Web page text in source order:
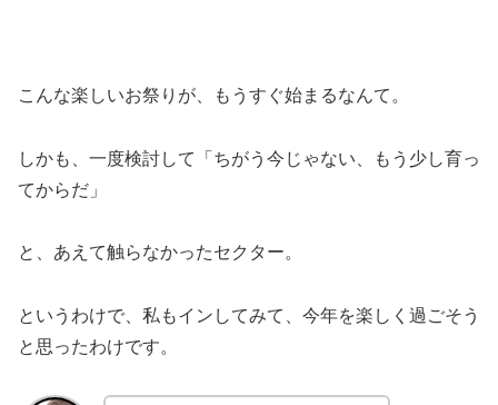
こんな楽しいお祭りが、もうすぐ始まるなんて。
しかも、一度検討して「ちがう今じゃない、もう少し育っ
てからだ」
と、あえて触らなかったセクター。
というわけで、私もインしてみて、今年を楽しく過ごそう
と思ったわけです。